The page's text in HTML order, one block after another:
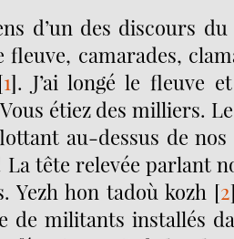
d’un des discours
fleuve, camarades,
[1]. J’ai longé le fleuve
étiez des milliers.
au-dessus de nos
tête relevée parlant
Yezh hon tadoù kozh [2
de militants installés